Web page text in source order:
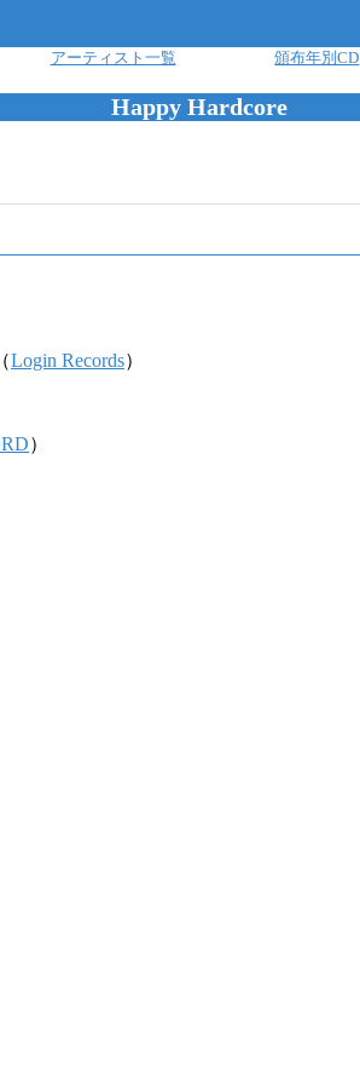
アーティスト一覧 頒布年別CD
Happy Hardcore
（Login Records）
）